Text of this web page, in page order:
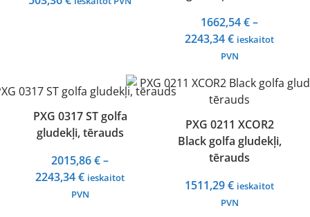
1662,54€ –
2243,34€Price
range:
through
2243,34 €
ieskaitot
PVN
PXG 0317 ST golfa
gludekļi, tērauds
2015,86€ –
2243,34€Price
range:
ieskaitot
PVN
PXG 0211 XCOR2
Black golfa gludekļi,
tērauds
1511,29€ ieskaitot
PVN